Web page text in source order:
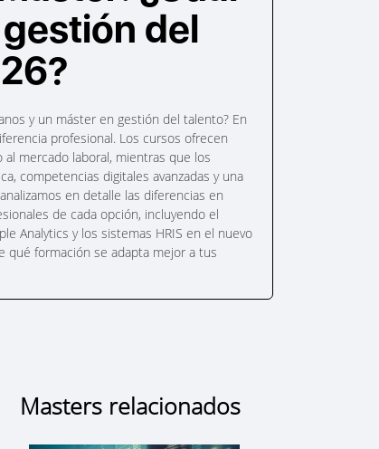
del
y un máster en gestión del talento? En
profesional. Los cursos ofrecen
mercado laboral, mientras que los
competencias digitales avanzadas y una
en detalle las diferencias en
de cada opción, incluyendo el
Analytics y los sistemas HRIS en el nuevo
qué formación se adapta mejor a tus
Masters relacionados